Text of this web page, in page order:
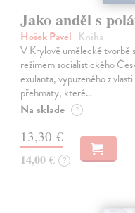
Jako anděl s
Hošek Pavel | Kniha
V Krylově umělecké tvorbě
režimem socialistického
exulanta, vypuzeného z
přehmaty, které…
Na sklade ?
13,30 €
14,00 € ?